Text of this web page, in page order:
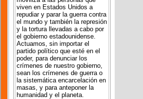
viven en Estados Unidos a
repudiar y parar la guerra contra
el mundo y también la represión
y la tortura llevadas a cabo por
el gobierno estadounidense.
Actuamos, sin importar el
partido político que esté en el
poder, para denunciar los
crímenes de nuestro gobierno,
sean los crímenes de guerra o
la sistemática encarcelación en
masas, y para anteponer la
humanidad y el planeta.